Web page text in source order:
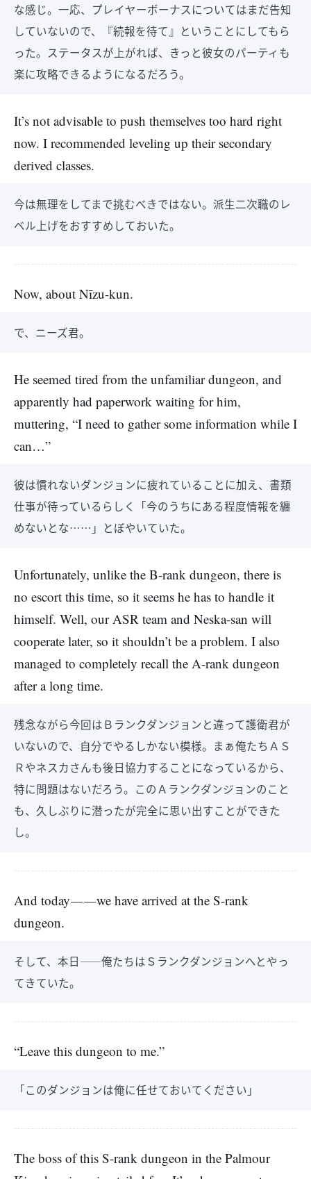
な感じ。一応、プレイヤーボーナスについてはまだ告知
していないので、『続報を待て』ということにしてもら
った。ステータスが上がれば、きっと彼女のパーティも
楽に攻略できるようになるだろう。
It’s not advisable to push themselves too hard right
now. I recommended leveling up their secondary
derived classes.
今は無理をしてまで挑むべきではない。派生二次職のレ
ベル上げをおすすめしておいた。
Now, about Nīzu-kun.
で、ニーズ君。
He seemed tired from the unfamiliar dungeon, and
apparently had paperwork waiting for him,
muttering, “I need to gather some information while I
can…”
彼は慣れないダンジョンに疲れていることに加え、書類
仕事が待っているらしく「今のうちにある程度情報を纏
めないとな……」とぼやいていた。
Unfortunately, unlike the B-rank dungeon, there is
no escort this time, so it seems he has to handle it
himself. Well, our ASR team and Neska-san will
cooperate later, so it shouldn’t be a problem. I also
managed to completely recall the A-rank dungeon
after a long time.
残念ながら今回はＢランクダンジョンと違って護衛君が
いないので、自分でやるしかない模様。まぁ俺たちＡＳ
Ｒやネスカさんも後日協力することになっているから、
特に問題はないだろう。このＡランクダンジョンのこと
も、久しぶりに潜ったが完全に思い出すことができた
し。
And today――we have arrived at the S-rank
dungeon.
そして、本日――俺たちはＳランクダンジョンへとやっ
てきていた。
“Leave this dungeon to me.”
「このダンジョンは俺に任せておいてください」
The boss of this S-rank dungeon in the Palmour